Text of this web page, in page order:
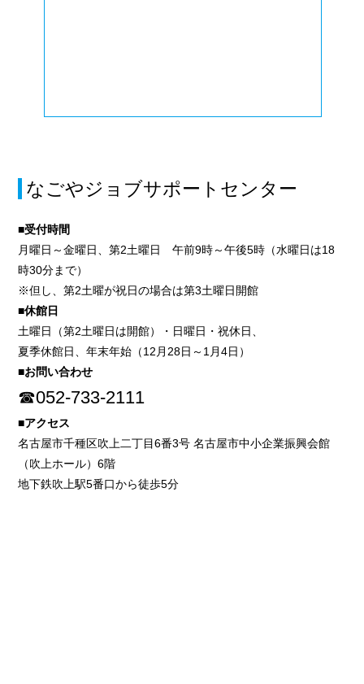
なごやジョブサポートセンター
■受付時間
月曜日～金曜日、第2土曜日 午前9時～午後5時（水曜日は18
時30分まで）
※但し、第2土曜が祝日の場合は第3土曜日開館
■休館日
土曜日（第2土曜日は開館）・日曜日・祝休日、
夏季休館日、年末年始（12月28日～1月4日）
■お問い合わせ
☎052-733-2111
■アクセス
名古屋市千種区吹上二丁目6番3号 名古屋市中小企業振興会館
（吹上ホール）6階
地下鉄吹上駅5番口から徒歩5分